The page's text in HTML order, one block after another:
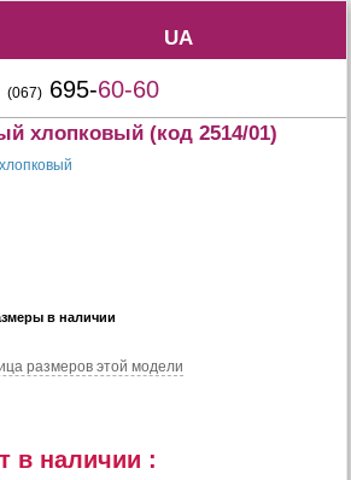
UA
UA
(067) 695-60-60
хлопковый (код 2514/01)
в наличии
размеров этой модели
в наличии :